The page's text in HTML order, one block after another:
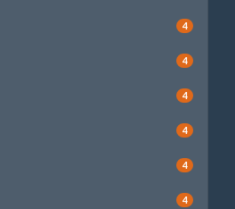
4
4
4
4
4
4